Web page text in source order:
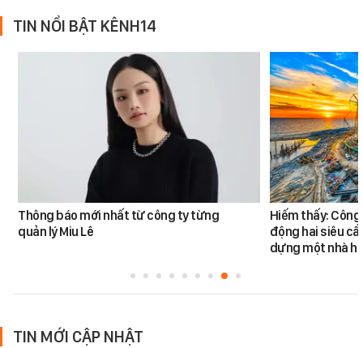
TIN NỔI BẬT KÊNH14
Thông báo mới nhất từ công ty từng
quản lý Miu Lê
Hiếm thấy:
động hai siêu
dựng một nhà
TIN MỚI CẬP NHẬT